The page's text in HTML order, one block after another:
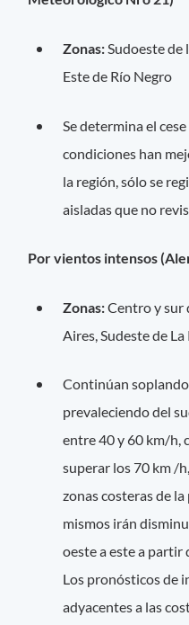
Zonas:Sudoeste de
Este de Río Negro
Se determina el
condiciones han
la región, sólo se
aisladas que no
Por vientos intensos
Zonas:Centro y sur
Aires, Sudeste de La
Continúan
prevaleciendo del
entre 40 y 60 km/h,
superar los 70 km /
zonas costeras de
mismos irán
oeste a este a partir
Los pronósticos de
adyacentes a las